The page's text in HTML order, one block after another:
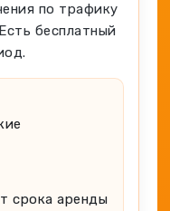
по трафику
бесплатный
срока аренды